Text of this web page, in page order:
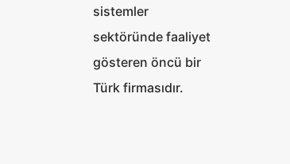
sistemler
sektöründe faaliyet
gösteren öncü bir
Türk firmasıdır.